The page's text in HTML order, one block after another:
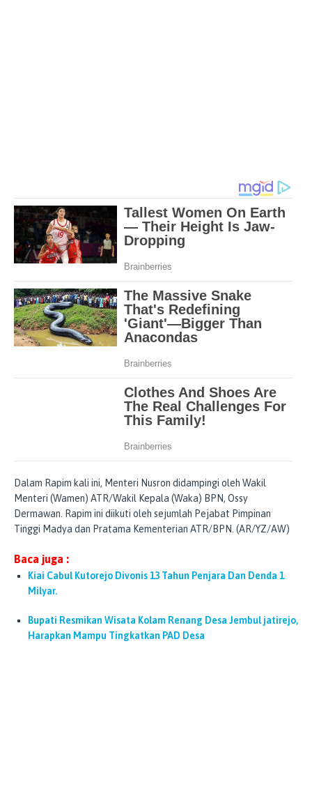
Dalam Rapim kali ini, Menteri Nusron didampingi oleh Wakil
Menteri (Wamen) ATR/Wakil Kepala (Waka) BPN, Ossy
Dermawan. Rapim ini diikuti oleh sejumlah Pejabat Pimpinan
Tinggi Madya dan Pratama Kementerian ATR/BPN. (AR/YZ/AW)
Baca juga :
Kiai Cabul Kutorejo Divonis 13 Tahun Penjara Dan Denda 1
Milyar.
Bupati Resmikan Wisata Kolam Renang Desa Jembul jatirejo,
Harapkan Mampu Tingkatkan PAD Desa